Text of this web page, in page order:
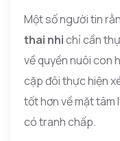
Một số người tin
thai nhichỉ cần
về quyền nuôi con
cặp đôi thực hiện
tốt hơn về mặt tâm
có tranh chấp.